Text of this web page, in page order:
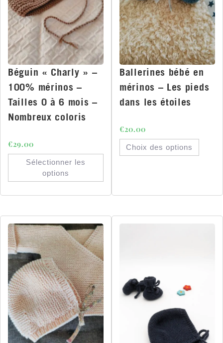
Béguin « Charly » –
100% mérinos –
Tailles 0 à 6 mois –
Nombreux coloris
€29.00
Sélectionner les
options
Ballerines bébé en
mérinos – Les pieds
dans les étoiles
€20.00
Choix des options